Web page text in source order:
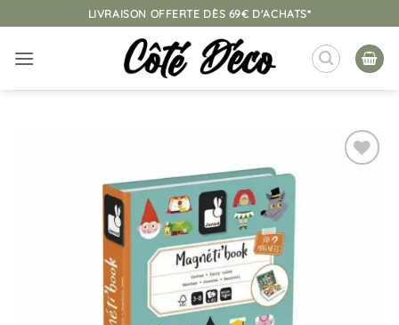
au
contenu
LIVRAISON OFFERTE DÈS 69€ D'ACHATS*